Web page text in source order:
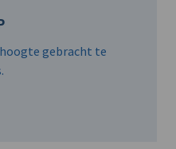
gebracht te